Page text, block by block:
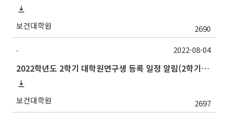
보건대학원 2690
-
2022학년도 2학기 대학원연구생 등록 일정 알림(2학기 논문심사 예정자 필수 등록)
보건대학원 2697
2022-08-04